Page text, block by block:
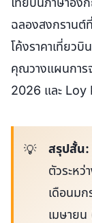
ฉลองสงกรานต์
โค้งราคาเที่ยว
คุณวางแผนการ
2026 และ
สรุปสั้น:
ตัวระห
เดือนม
เมษาย